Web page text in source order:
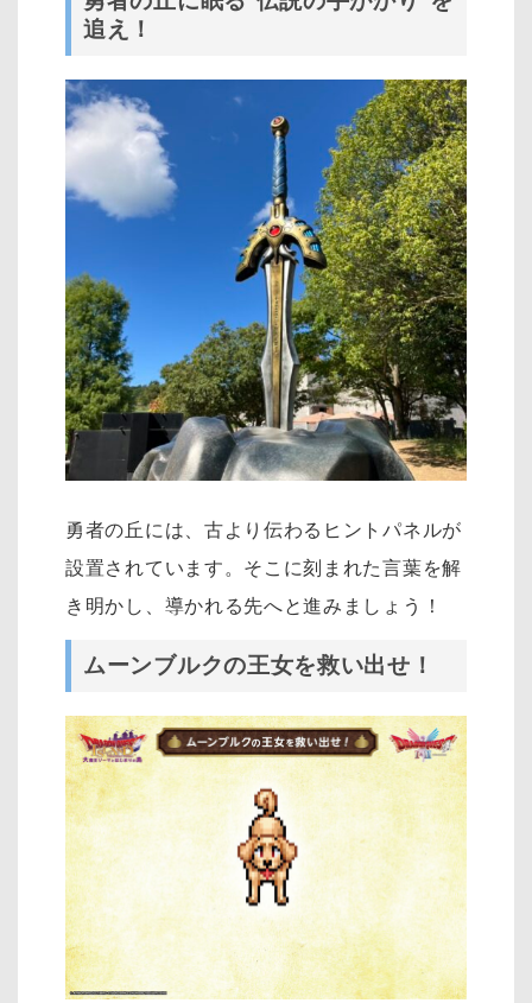
追え！
勇者の丘には、古より伝わるヒントパネルが
設置されています。そこに刻まれた言葉を解
き明かし、導かれる先へと進みましょう！
ムーンブルクの王女を救い出せ！